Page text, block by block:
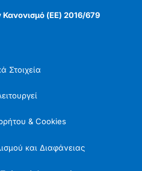
(ΕΕ) 2016/679
Στοιχεία
& Cookies
και Διαφάνειας